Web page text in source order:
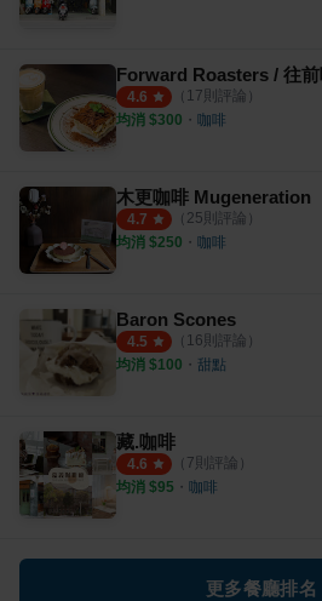
4.6 （ 17則評論）
均消 $300 ・ 咖啡
木更咖啡 Mugeneration
4.7 （ 25則評論）
均消 $250 ・ 咖啡
Baron Scones
4.5 （ 16則評論）
均消 $100 ・ 甜點
藏.咖啡
4.6 （ 7則評論）
均消 $95 ・ 咖啡
更多餐廳排名